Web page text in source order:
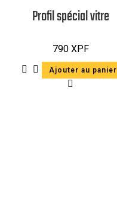
Profil spécial vitre
790 XPF
Ajouter au panier